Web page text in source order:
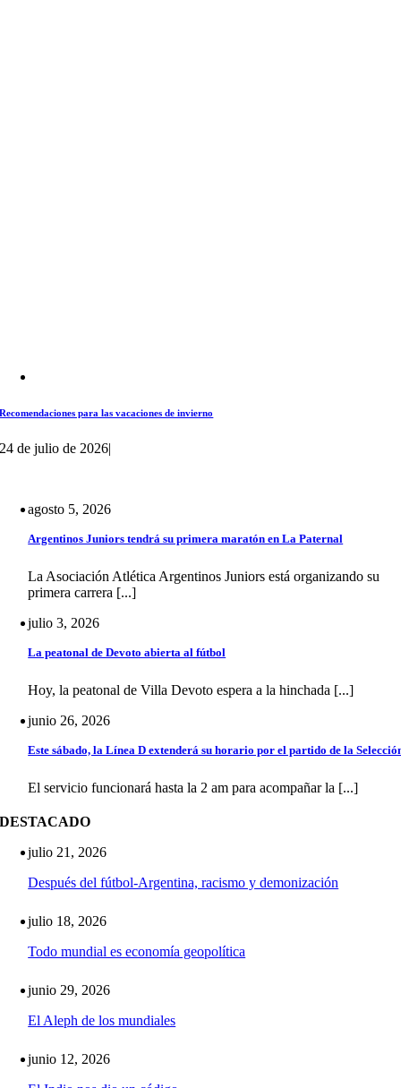
Recomendaciones para las vacaciones de invierno
24 de julio de 2026|
agosto 5, 2026
Argentinos Juniors tendrá su primera maratón en La Paternal
La Asociación Atlética Argentinos Juniors está organizando su
primera carrera [...]
julio 3, 2026
La peatonal de Devoto abierta al fútbol
Hoy, la peatonal de Villa Devoto espera a la hinchada [...]
junio 26, 2026
Este sábado, la Línea D extenderá su horario por el partido de la
El servicio funcionará hasta la 2 am para acompañar la [...]
DESTACADO
julio 21, 2026
Después del fútbol-Argentina, racismo y demonización
julio 18, 2026
Todo mundial es economía geopolítica
junio 29, 2026
El Aleph de los mundiales
junio 12, 2026